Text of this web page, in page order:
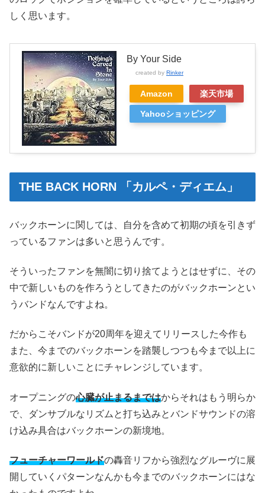
しく思います。
By Your Side
created by Rinker
Amazon 楽天市場
Yahooショッピング
THE BACK HORN 「カルペ・ディエム」
バックホーンに関しては、自分を含めて初期の頃を引きず
っているファンは多いと思うんです。
そういったファンを無闇に切り捨てようとはせずに、その
中で新しいものを作ろうとしてきたのがバックホーンとい
うバンドなんですよね。
だからこそバンドが20周年を迎えてリリースした今作も
また、今までのバックホーンを踏襲しつつも今まで以上に
意欲的に新しいことにチャレンジしています。
オープニングの心臓が止まるまではからそれはもう明らか
で、ダンサブルなリズムと打ち込みとバンドサウンドの溶
け込み具合はバックホーンの新境地。
フューチャーワールドの轟音リフから強烈なグルーヴに展
開していくパターンなんかも今までのバックホーンにはな